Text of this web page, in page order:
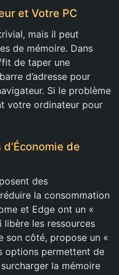
et Votre PC
mais il peut
de mémoire. Dans
de taper une
d’adresse pour
Si le problème
votre ordinateur pour
de
des
la consommation
et Edge ont un «
libère les ressources
son côté, propose un «
options permettent de
la mémoire